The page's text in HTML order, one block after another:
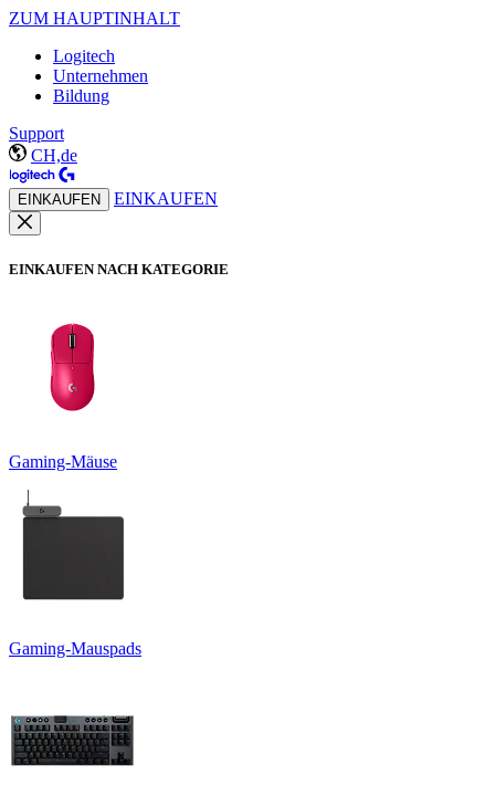
ZUM HAUPTINHALT
Logitech
Unternehmen
Bildung
Support
CH,de
EINKAUFEN EINKAUFEN
EINKAUFEN NACH KATEGORIE
Gaming-Mäuse
Gaming-Mauspads